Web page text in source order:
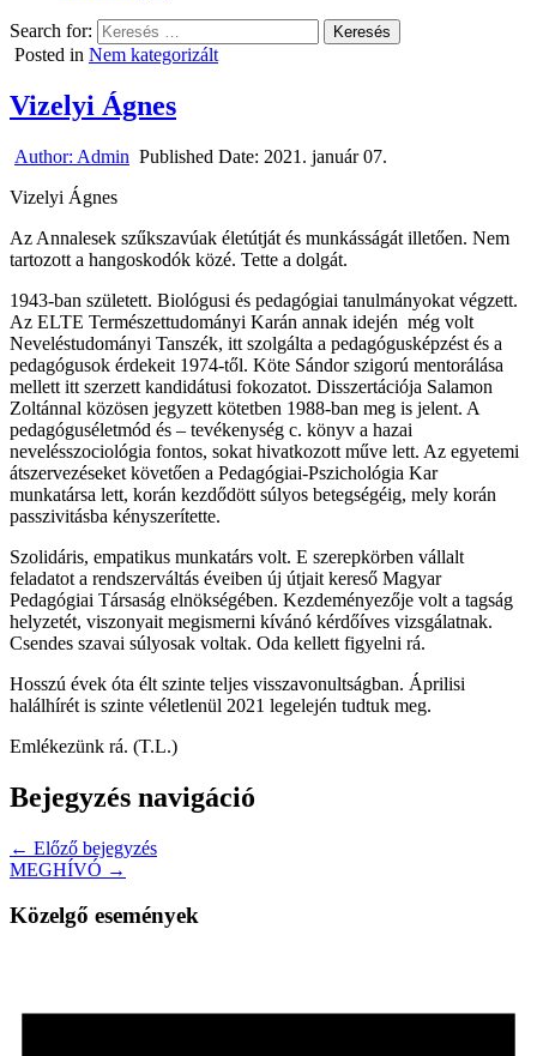
Search for:
Posted in Nem kategorizált
Vizelyi Ágnes
Author: Admin Published Date: 2021. január 07.
Vizelyi Ágnes
Az Annalesek szűkszavúak életútját és munkásságát illetően. Nem
tartozott a hangoskodók közé. Tette a dolgát.
1943-ban született. Biológusi és pedagógiai tanulmányokat végzett.
Az ELTE Természettudományi Karán annak idején még volt
Neveléstudományi Tanszék, itt szolgálta a pedagógusképzést és a
pedagógusok érdekeit 1974-től. Köte Sándor szigorú mentorálása
mellett itt szerzett kandidátusi fokozatot. Disszertációja Salamon
Zoltánnal közösen jegyzett kötetben 1988-ban meg is jelent. A
pedagóguséletmód és – tevékenység c. könyv a hazai
nevelésszociológia fontos, sokat hivatkozott műve lett. Az egyetemi
átszervezéseket követően a Pedagógiai-Pszichológia Kar
munkatársa lett, korán kezdődött súlyos betegségéig, mely korán
passzivitásba kényszerítette.
Szolidáris, empatikus munkatárs volt. E szerepkörben vállalt
feladatot a rendszerváltás éveiben új útjait kereső Magyar
Pedagógiai Társaság elnökségében. Kezdeményezője volt a tagság
helyzetét, viszonyait megismerni kívánó kérdőíves vizsgálatnak.
Csendes szavai súlyosak voltak. Oda kellett figyelni rá.
Hosszú évek óta élt szinte teljes visszavonultságban. Áprilisi
halálhírét is szinte véletlenül 2021 legelején tudtuk meg.
Emlékezünk rá. (T.L.)
Bejegyzés navigáció
← Előző bejegyzés
MEGHÍVÓ →
Közelgő események